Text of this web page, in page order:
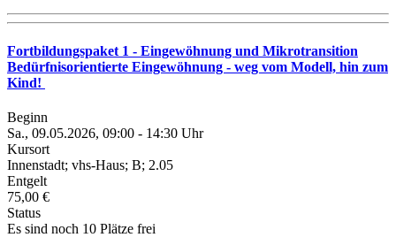
Fortbildungspaket 1 - Eingewöhnung und Mikrotransition
Bedürfnisorientierte Eingewöhnung - weg vom Modell, hin zum
Kind!
Beginn
Sa., 09.05.2026, 09:00 - 14:30 Uhr
Kursort
Innenstadt; vhs-Haus; B; 2.05
Entgelt
75,00 €
Status
Es sind noch 10 Plätze frei